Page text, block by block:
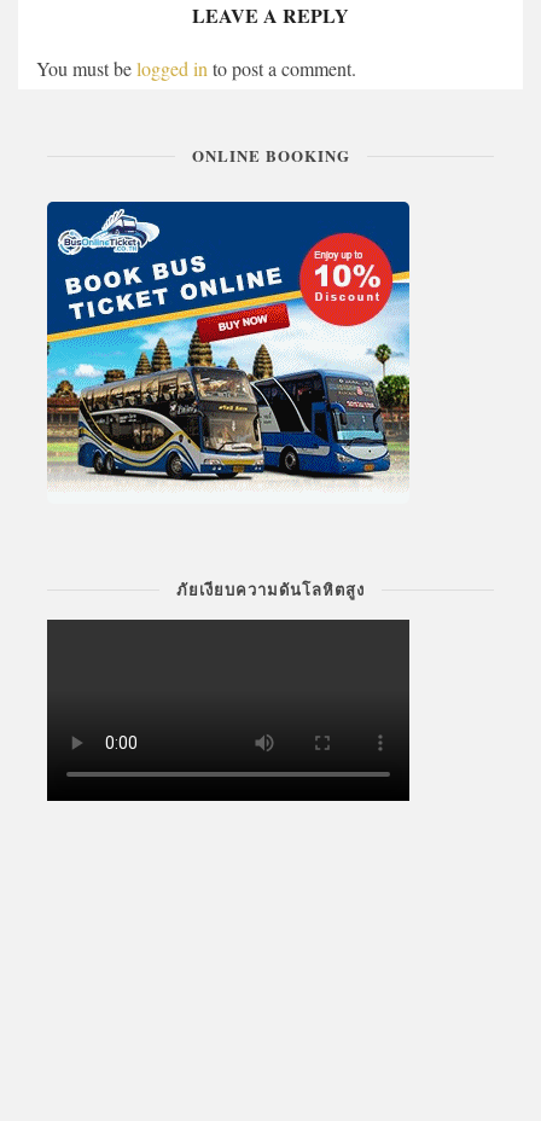
LEAVE A REPLY
You must belogged into post a comment.
ONLINE BOOKING
ภัยเงียบความดันโลหิตสูง